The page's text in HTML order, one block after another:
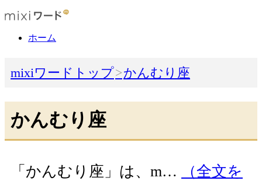
ホーム
mixiワードトップ かんむり座
かんむり座
「かんむり座」は、m…
（全文を